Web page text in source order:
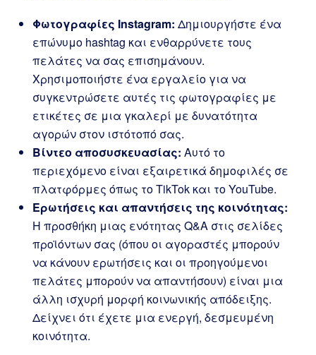
Φωτογραφίες Instagram: Δημιουργήστε ένα
επώνυμο hashtag και ενθαρρύνετε τους
πελάτες να σας επισημάνουν.
Χρησιμοποιήστε ένα εργαλείο για να
συγκεντρώσετε αυτές τις φωτογραφίες με
ετικέτες σε μια γκαλερί με δυνατότητα
αγορών στον ιστότοπό σας.
Βίντεο αποσυσκευασίας: Αυτό το
περιεχόμενο είναι εξαιρετικά δημοφιλές σε
πλατφόρμες όπως το TikTok και το YouTube.
Ερωτήσεις και απαντήσεις της κοινότητας:
Η προσθήκη μιας ενότητας Q&A στις σελίδες
προϊόντων σας (όπου οι αγοραστές μπορούν
να κάνουν ερωτήσεις και οι προηγούμενοι
πελάτες μπορούν να απαντήσουν) είναι μια
άλλη ισχυρή μορφή κοινωνικής απόδειξης.
Δείχνει ότι έχετε μια ενεργή, δεσμευμένη
κοινότητα.